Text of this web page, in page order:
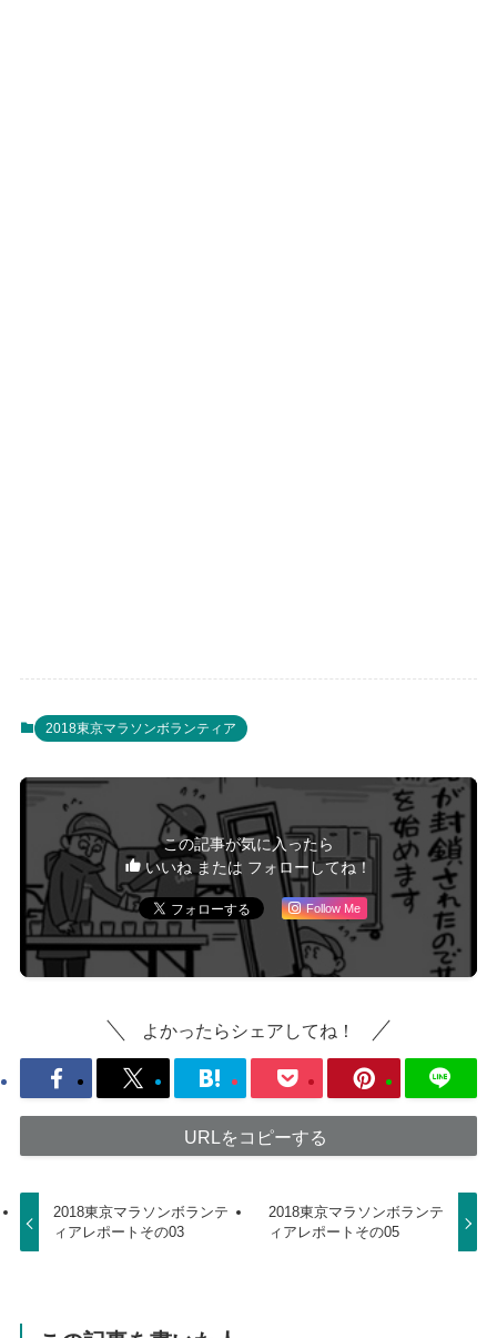
2018東京マラソンボランティア
この記事が気に入ったら
いいね または フォローしてね！
Follow Me
よかったらシェアしてね！
URLをコピーする
2018東京マラソンボランテ
ィアレポートその03
2018東京マラソンボランテ
ィアレポートその05